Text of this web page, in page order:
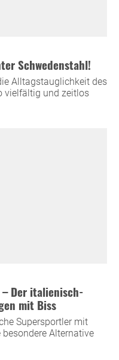
Schwedenstahl!
Alltagstauglichkeit des
vielfältig und zeitlos
– Der italienisch-
mit Biss
Supersportler mit
Alternative